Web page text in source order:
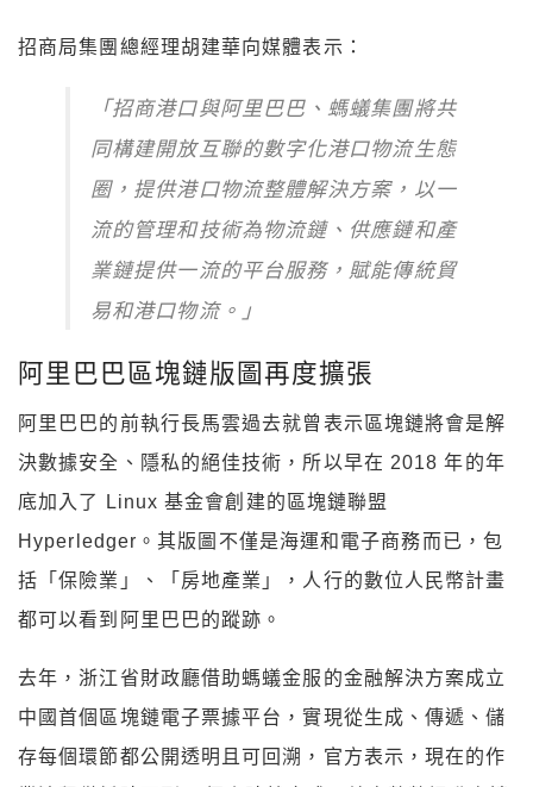
招商局集團總經理胡建華向媒體表示：
「招商港口與阿里巴巴、螞蟻集團將共
同構建開放互聯的數字化港口物流生態
圈，提供港口物流整體解決方案，以一
流的管理和技術為物流鏈、供應鏈和產
業鏈提供一流的平台服務，賦能傳統貿
易和港口物流。」
阿里巴巴區塊鏈版圖再度擴張
阿里巴巴的前執行長馬雲過去就曾表示區塊鏈將會是解
決數據安全、隱私的絕佳技術，所以早在 2018 年的年
底加入了 Linux 基金會創建的區塊鏈聯盟
Hyperledger。其版圖不僅是海運和電子商務而已，包
括「保險業」、「房地產業」，人行的數位人民幣計畫
都可以看到阿里巴巴的蹤跡。
去年，浙江省財政廳借助螞蟻金服的金融解決方案成立
中國首個區塊鏈電子票據平台，實現從生成、傳遞、儲
存每個環節都公開透明且可回溯，官方表示，現在的作